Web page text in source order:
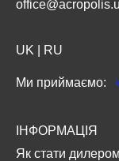
UK RU
Ми приймаємо:
ІНФОРМАЦІЯ
Як стати дилером